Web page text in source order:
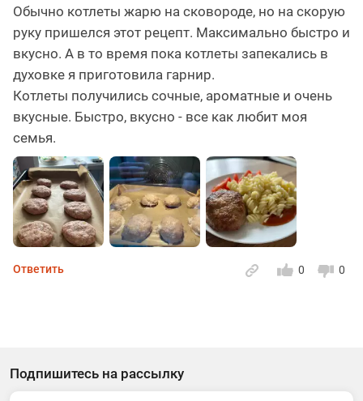
Обычно котлеты жарю на сковороде, но на скорую
руку пришелся этот рецепт. Максимально быстро и
вкусно. А в то время пока котлеты запекались в
духовке я приготовила гарнир.
Котлеты получились сочные, ароматные и очень
вкусные. Быстро, вкусно - все как любит моя
семья.
0
0
Ответить
Подпишитесь на рассылку